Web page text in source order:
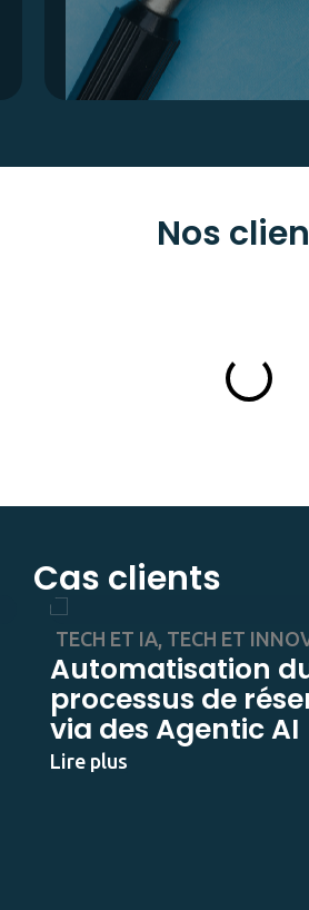
Nos
Cas clients
TECH ET IA TECH ET
Automatisation
processus de
via des Agentic AI
Lire plus